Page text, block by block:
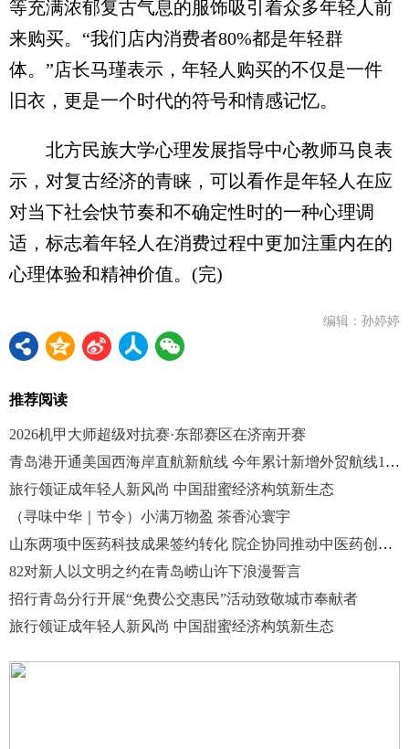
等充满浓郁复古气息的服饰吸引着众多年轻人前
来购买。“我们店内消费者80%都是年轻群
体。”店长马瑾表示，年轻人购买的不仅是一件
旧衣，更是一个时代的符号和情感记忆。
北方民族大学心理发展指导中心教师马良表
示，对复古经济的青睐，可以看作是年轻人在应
对当下社会快节奏和不确定性时的一种心理调
适，标志着年轻人在消费过程中更加注重内在的
心理体验和精神价值。(完)
编辑：孙婷婷
推荐阅读
2026机甲大师超级对抗赛·东部赛区在济南开赛
青岛港开通美国西海岸直航新航线 今年累计新增外贸航线13条
旅行领证成年轻人新风尚 中国甜蜜经济构筑新生态
（寻味中华｜节令）小满万物盈 茶香沁寰宇
山东两项中医药科技成果签约转化 院企协同推动中医药创新发展
82对新人以文明之约在青岛崂山许下浪漫誓言
招行青岛分行开展“免费公交惠民”活动致敬城市奉献者
旅行领证成年轻人新风尚 中国甜蜜经济构筑新生态